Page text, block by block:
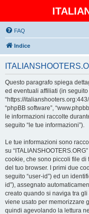
FAQ
Indice
Questo paragrafo spiega
ed eventuali affiliati (in seguito
“https://
“phpBB software”,
le informazioni raccolte
seguito “le tue informazioni”).
Le tue informazioni sono
su
cookie, che sono piccoli file di
del tuo browser. I primi due
seguito “user-id”) ed un
id”), assegnato
creato quando si naviga tra gli
viene usato per memorizzare
quindi agevolando la lettura